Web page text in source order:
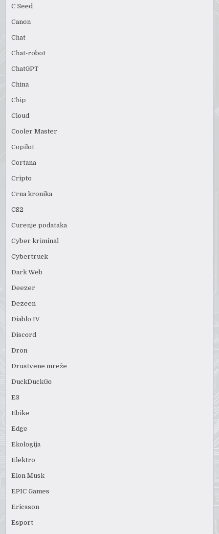
C Seed
Canon
Chat
Chat-robot
ChatGPT
China
Chip
Cloud
Cooler Master
Copilot
Cortana
Cripto
Crna kronika
CS2
Curenje podataka
Cyber kriminal
Cybertruck
Dark Web
Deezer
Dezeen
Diablo IV
Discord
Dron
Drustvene mreže
DuckDuckGo
E3
Ebike
Edge
Ekologija
Elektro
Elon Musk
EPIC Games
Ericsson
Esport